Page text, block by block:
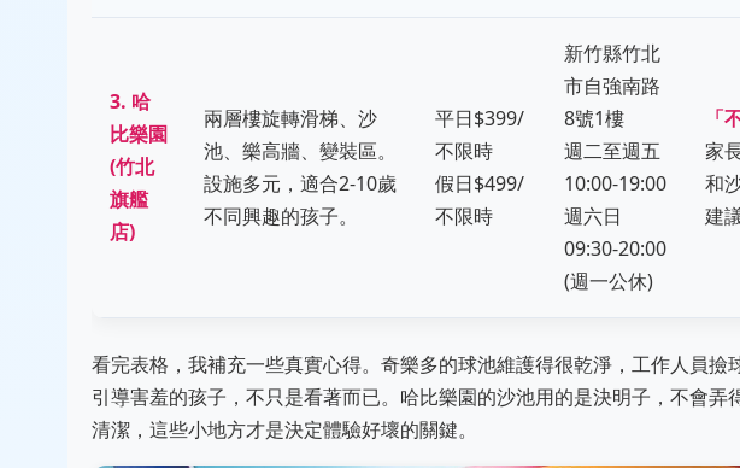
3. 哈
比樂園
(竹北
旗艦
店)
兩層樓旋轉滑梯、沙
池、樂高牆、變裝區。
設施多元，適合2-10歲
不同興趣的孩子。
平日$399/
不限時
假日$499/
不限時
新竹縣竹北
市自強南路
8號1樓
週二至週五
10:00-19:00
週六日
09:30-20:00
(週一公休)
「
家
和
建
看完表格，我補充一些真實心得。奇樂多的球池維護得很乾淨，工作人員
引導害羞的孩子，不只是看著而已。哈比樂園的沙池用的是決明子，不會
清潔，這些小地方才是決定體驗好壞的關鍵。